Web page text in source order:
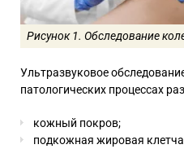
Рисунок 1. Обследование
Ультразвуковое
патологических процессах
кожный покров;
подкожная жировая